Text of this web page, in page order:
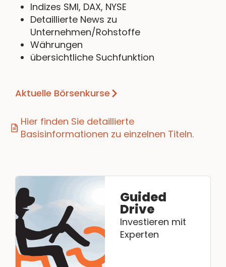
Indizes SMI, DAX, NYSE
Detaillierte News zu
Unternehmen/Rohstoffe
Währungen
übersichtliche Suchfunktion
Aktuelle Börsenkurse
Hier finden Sie detaillierte
Basisinformationen zu einzelnen Titeln.
Guided
Drive
Investieren mit
Experten